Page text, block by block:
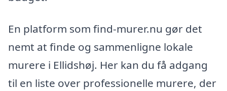
En platform som find-murer.nu gør det
nemt at finde og sammenligne lokale
murere i Ellidshøj. Her kan du få adgang
til en liste over professionelle murere, der